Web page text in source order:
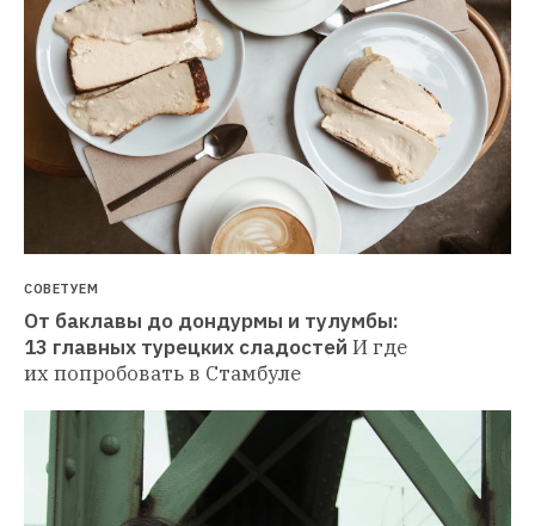
СОВЕТУЕМ
От баклавы до дондурмы и тулумбы:
13 главных турецких сладостей И где
их попробовать в Стамбуле